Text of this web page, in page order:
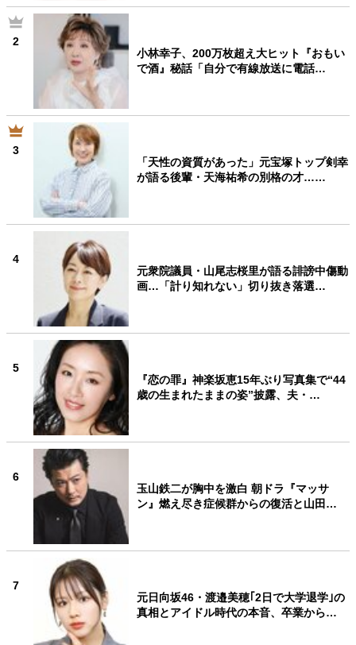
2
小林幸子、200万枚超え大ヒット『おもい
で酒』秘話「自分で有線放送に電話…
3
「天性の資質があった」元宝塚トップ剣幸
が語る後輩・天海祐希の別格の才……
4
元衆院議員・山尾志桜里が語る誹謗中傷動
画…「計り知れない」切り抜き落選…
5
『恋の罪』神楽坂恵15年ぶり写真集で“44
歳の生まれたままの姿”披露、夫・…
6
玉山鉄二が胸中を激白 朝ドラ『マッサ
ン』燃え尽き症候群からの復活と山田…
7
元日向坂46・渡邉美穂｢2日で大学退学｣の
真相とアイドル時代の本音、卒業から…